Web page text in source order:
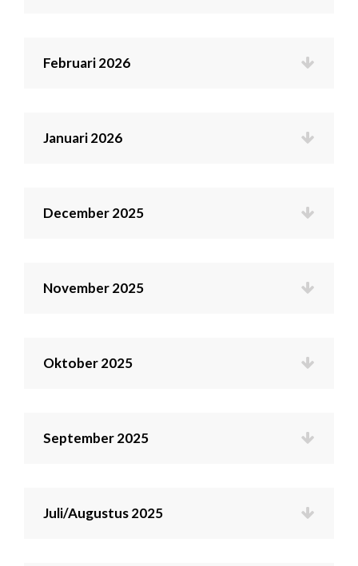
Februari 2026
Januari 2026
December 2025
November 2025
Oktober 2025
September 2025
Juli/Augustus 2025